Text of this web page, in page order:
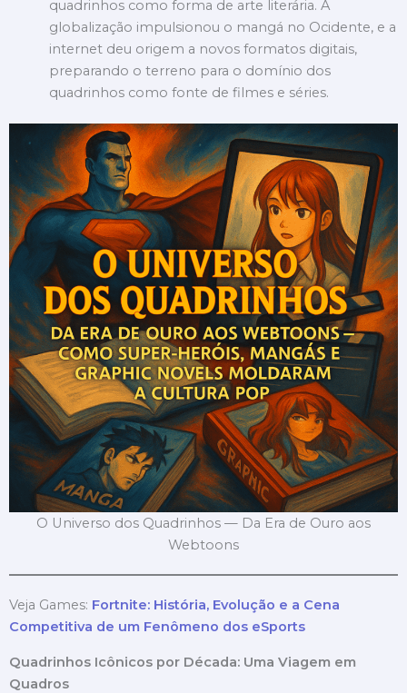
quadrinhos como forma de arte literária. A
globalização impulsionou o mangá no Ocidente, e a
internet deu origem a novos formatos digitais,
preparando o terreno para o domínio dos
quadrinhos como fonte de filmes e séries.
O Universo dos Quadrinhos — Da Era de Ouro aos
Webtoons
Veja Games: Fortnite: História, Evolução e a Cena
Competitiva de um Fenômeno dos eSports
Quadrinhos Icônicos por Década: Uma Viagem em
Quadros